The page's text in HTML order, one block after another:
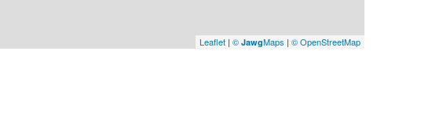
Leaflet | © JawgMaps | © OpenStreetMap